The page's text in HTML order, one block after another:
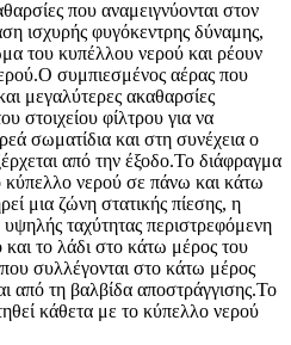
που αναμειγνύονται στον
ισχυρής φυγόκεντρης δύναμης,
του κυπέλλου νερού και ρέουν
συμπιεσμένος αέρας που
μεγαλύτερες ακαθαρσίες
στοιχείου φίλτρου για να
σωματίδια και στη συνέχεια ο
από την έξοδο.Το διάφραγμα
κύπελλο νερού σε πάνω και κάτω
μια ζώνη στατικής πίεσης, η
ταχύτητας περιστρεφόμενη
το λάδι στο κάτω μέρος του
συλλέγονται στο κάτω μέρος
από τη βαλβίδα αποστράγγισης.Το
κάθετα με το κύπελλο νερού